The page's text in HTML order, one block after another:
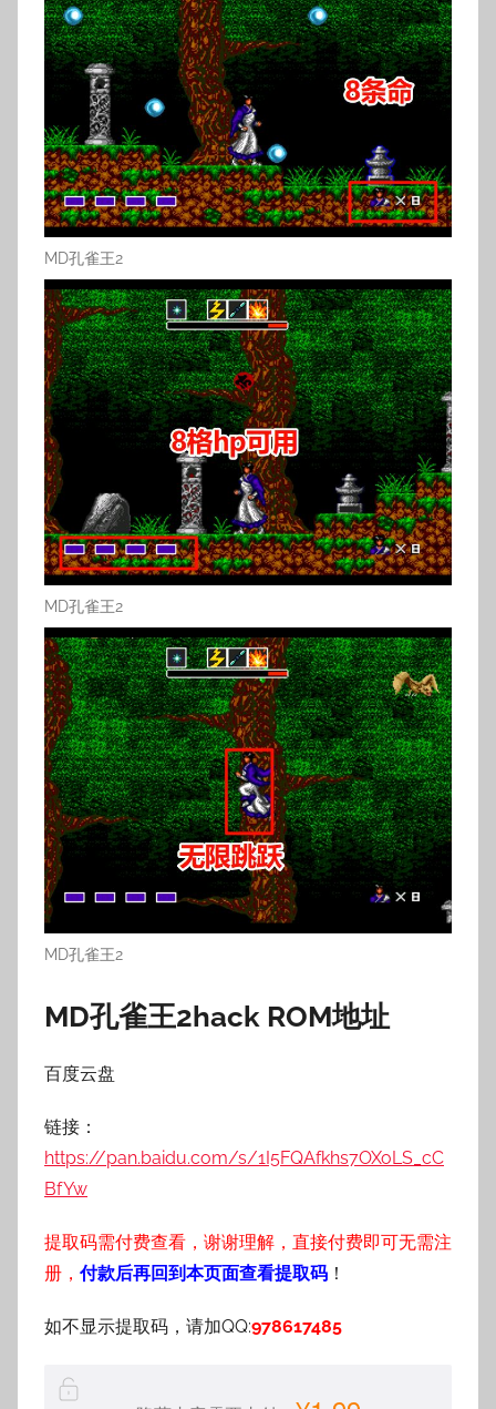
MD孔雀王2
MD孔雀王2
MD孔雀王2
MD孔雀王2hack ROM地址
百度云盘
链接：
https://pan.baidu.com/s/1I5FQAfkhs7OXoLS_cC
BfYw
提取码需付费查看，谢谢理解，直接付费即可无需注
册， 付款后再回到本页面查看提取码 ！
如不显示提取码，请加QQ:978617485